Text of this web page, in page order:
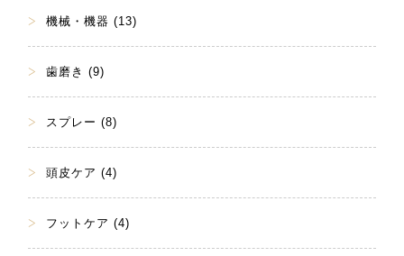
機械・機器 (13)
歯磨き (9)
スプレー (8)
頭皮ケア (4)
フットケア (4)